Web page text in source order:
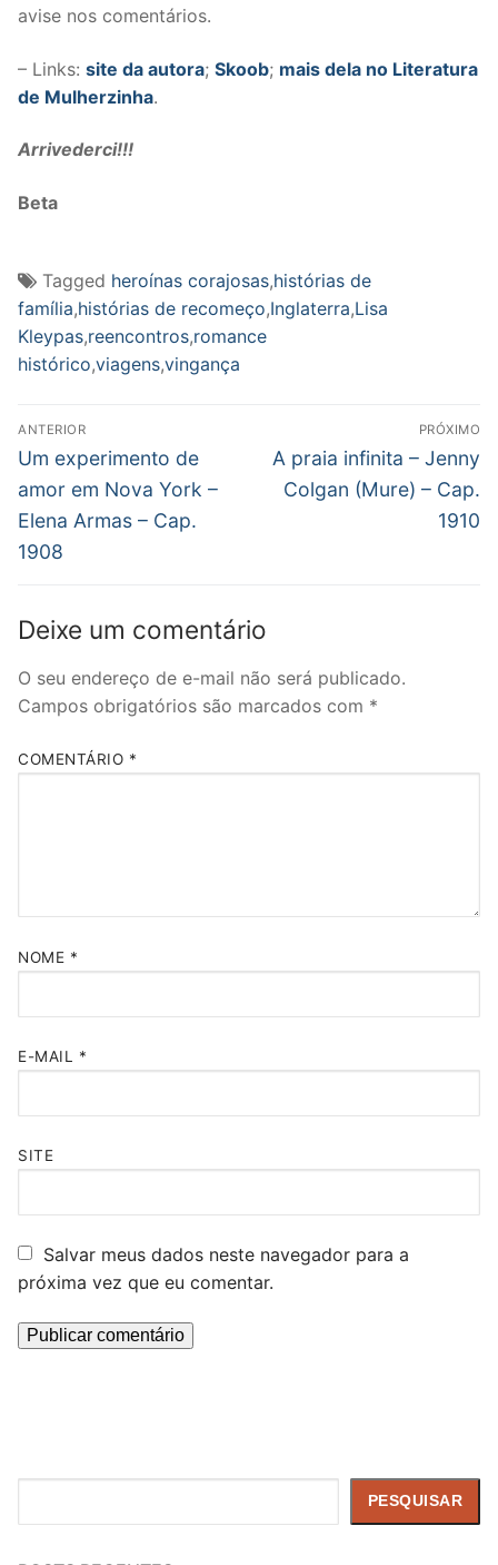
avise nos comentários.
– Links: site da autora; Skoob; mais dela no Literatura
de Mulherzinha.
Arrivederci!!!
Beta
Tagged heroínas corajosas,histórias de
família,histórias de recomeço,Inglaterra,Lisa
Kleypas,reencontros,romance
histórico,viagens,vingança
Navegação
de
Post
ANTERIOR
Post
anterior:
Um experimento de
amor em Nova York –
Elena Armas – Cap.
1908
PRÓXIMO
Próximo
post:
A praia infinita – Jenny
Colgan (Mure) – Cap.
1910
Deixe um comentário
O seu endereço de e-mail não será publicado.
Campos obrigatórios são marcados com *
COMENTÁRIO *
NOME *
E-MAIL *
SITE
Salvar meus dados neste navegador para a
próxima vez que eu comentar.
PESQUISAR